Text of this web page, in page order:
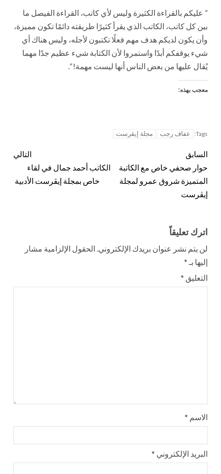
” عليكم بالقراءة الكثيرة وليس لأي كاتب، القراءة الفيصل ما
بين كل كاتب، الكاتب الذي يقرأ كثيرًا طريقته دائمًا تكون مميزة،
وأن يكون لديكم هدف مهم فعلًا تكتبون لأجله، وليس هناك أي
شيء يوقفكم أبدًا واستمروا لأن الكتابة شيء عظيم جدًا مهما
يُقال عليها من بعض الناس أنها ليست مهمة! “.
معجب بهذه:
Tags: عفاف رجب مجلة إيڤرست
السابق
حوار صحفي خاص مع الكاتبة
المتميزة شروق عمرو لمجلة
إيڤرست
التالي
الكاتب أحمد جمال في لقاء
خاص بمجلة إيڤرست الأدبية
اترك تعليقاً
لن يتم نشر عنوان بريدك الإلكتروني. الحقول الإلزامية مشار
إليها بـ *
التعليق *
الاسم *
البريد الإلكتروني *